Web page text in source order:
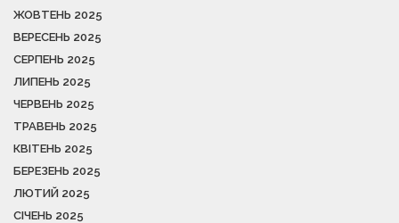
ЖОВТЕНЬ 2025
ВЕРЕСЕНЬ 2025
СЕРПЕНЬ 2025
ЛИПЕНЬ 2025
ЧЕРВЕНЬ 2025
ТРАВЕНЬ 2025
КВІТЕНЬ 2025
БЕРЕЗЕНЬ 2025
ЛЮТИЙ 2025
СІЧЕНЬ 2025